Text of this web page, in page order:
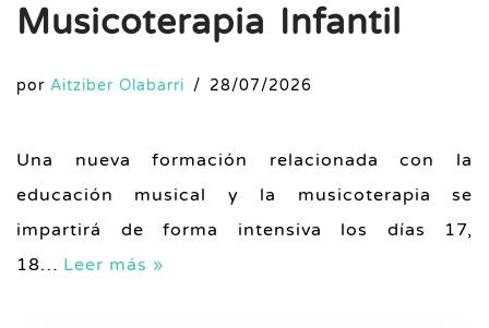
Musicoterapia Infantil
por Aitziber Olabarri 28/07/2026
Una nueva formación relacionada con la
educación musical y la musicoterapia se
impartirá de forma intensiva los días 17,
18… Leer más »